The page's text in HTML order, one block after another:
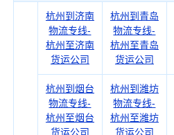
杭州到济南
物流专线-
杭州至济南
货运公司
杭州到青岛
物流专线-
杭州至青岛
货运公司
杭州到烟台
物流专线-
杭州至烟台
货运公司
杭州到潍坊
物流专线-
杭州至潍坊
货运公司